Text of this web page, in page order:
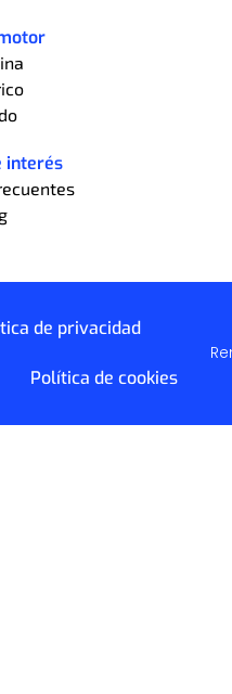
interés
de privacidad
Política de cookies